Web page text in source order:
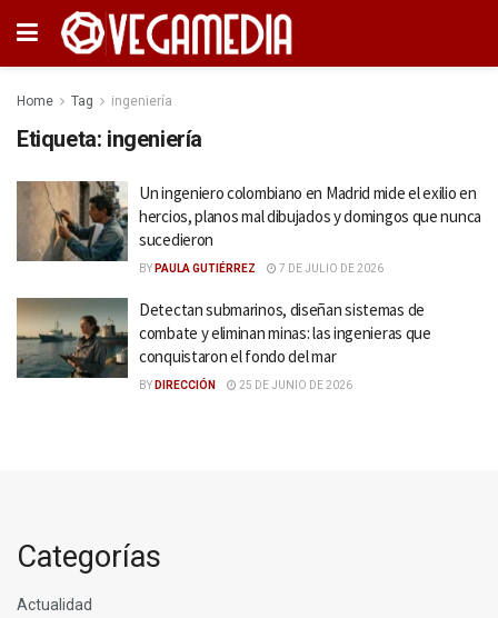
Home Tag ingeniería
Etiqueta: ingeniería
Un ingeniero colombiano en Madrid mide el exilio en
hercios, planos mal dibujados y domingos que nunca
sucedieron
BY PAULA GUTIÉRREZ 7 DE JULIO DE 2026
Detectan submarinos, diseñan sistemas de
combate y eliminan minas: las ingenieras que
conquistaron el fondo del mar
BY DIRECCIÓN 25 DE JUNIO DE 2026
Categorías
Actualidad